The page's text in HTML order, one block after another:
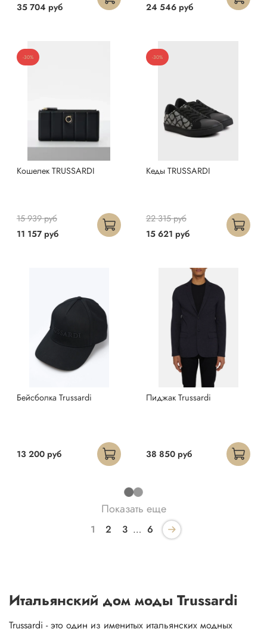
35 704 руб 24 546 руб
-30%
Кошелек TRUSSARDI
11 157 руб
15 939 руб
-30%
Кеды TRUSSARDI
15 621 руб
22 315 руб
Бейсболка Trussardi
13 200 руб
Пиджак Trussardi
38 850 руб
Показать еще
1 2 3 … 6
Итальянский дом моды Trussardi
Trussardi - это один из именитых итальянских модных